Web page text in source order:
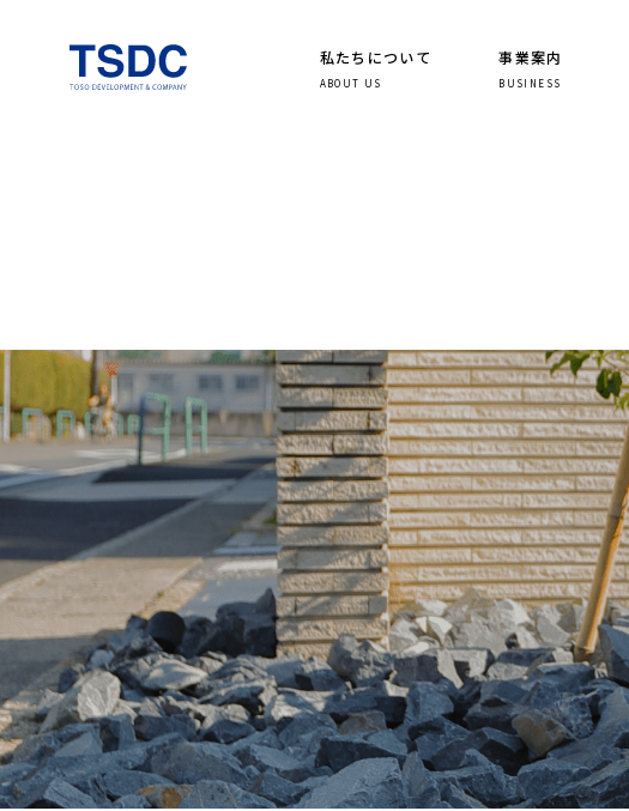
私たちについて
ABOUT US
事業案内
BUSINESS